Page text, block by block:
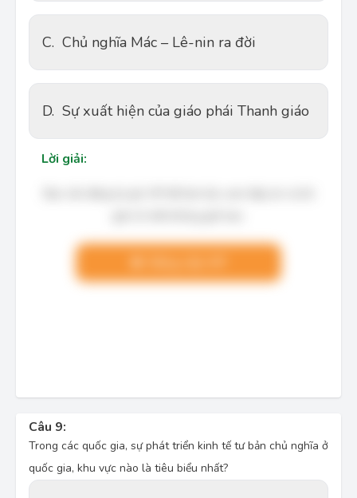
C. Chủ nghĩa Mác – Lê-nin ra đời
D. Sự xuất hiện của giáo phái Thanh giáo
Lời giải:
Câu 9:
Trong các quốc gia, sự phát triển kinh tế tư bản chủ nghĩa ở
quốc gia, khu vực nào là tiêu biểu nhất?